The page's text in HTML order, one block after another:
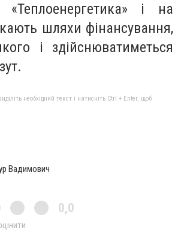
«Теплоенергетика» і на
шляхи фінансування,
і здійснюватиметься
необхідний текст і натисніть Ctrl + Enter, щоб
Вадимович
0,0